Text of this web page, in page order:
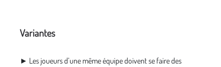
Variantes
► Les joueurs d’une même équipe doivent se faire des